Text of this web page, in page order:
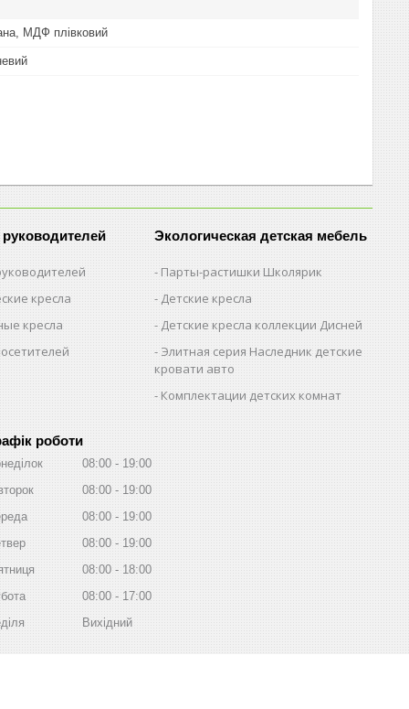
МДФ плівковий
кресла
кресла
Экологическая детская мебель
Парты-растишки Школярик
Детские кресла
Детские кресла коллекции Дисней
Элитная серия Наследник детские
кровати авто
Комплектации детских комнат
роботи
08:00
19:00
08:00
19:00
08:00
19:00
08:00
19:00
08:00
18:00
08:00
17:00
Вихідний